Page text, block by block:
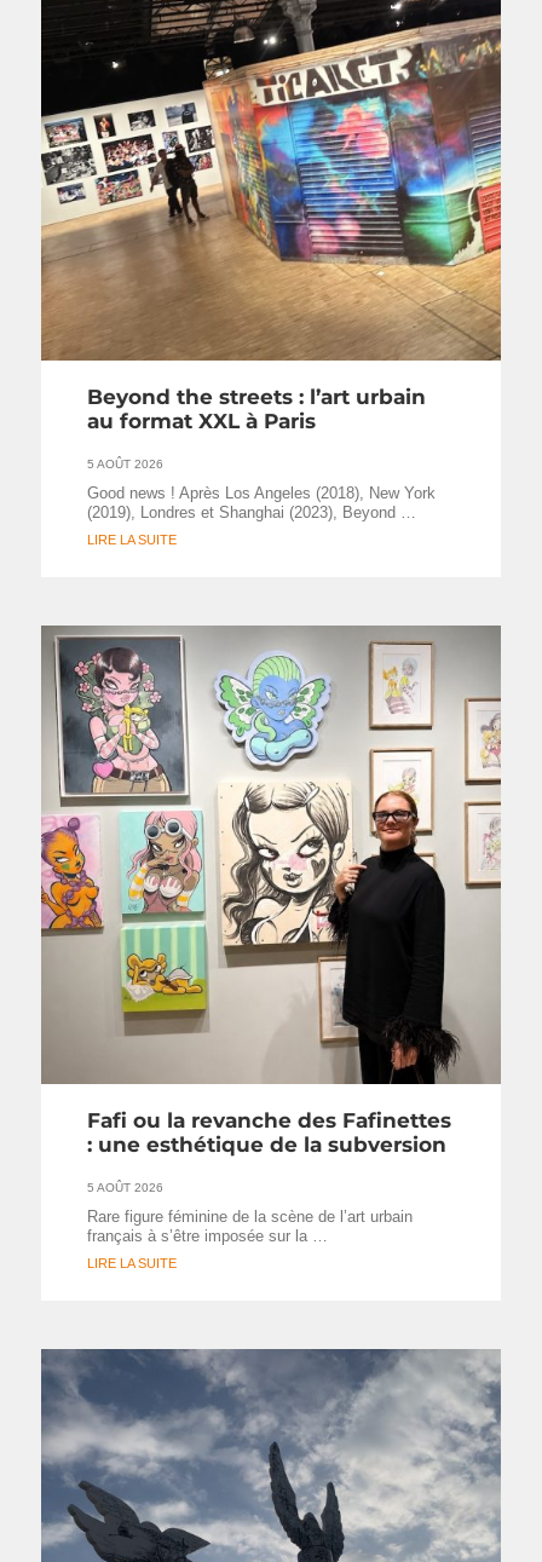
Beyond the streets : l’art urbain
au format XXL à Paris
5 AOÛT 2026
Good news ! Après Los Angeles (2018), New York
(2019), Londres et Shanghai (2023), Beyond …
LIRE LA SUITE
Fafi ou la revanche des Fafinettes
: une esthétique de la subversion
5 AOÛT 2026
Rare figure féminine de la scène de l’art urbain
français à s’être imposée sur la …
LIRE LA SUITE